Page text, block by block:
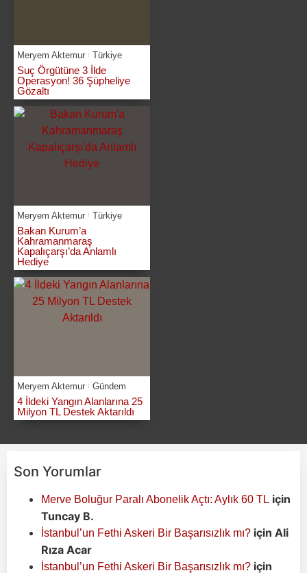
Meryem Aktemur Türkiye
Suç Örgütüne 3 İlde
Operasyon! 36 Şüpheliye
Gözaltı
Meryem Aktemur Türkiye
Bakan Kurum’a
Kahramanmaraş
Kapalıçarşı’da Anlamlı
Hediye
Meryem Aktemur Gündem
4 İldeki Yangın Alanlarına 25
Milyon TL Destek Aktarıldı
Son Yorumlar
Merve Boluğur Paralı Abonelik Açtı: Aylık 60 TL için
Tuncay B.
İstanbul’un Fethi Askeri Bir Başarısızlık mı? için Ali
Rıza Acar
İstanbul’un Fethi Askeri Bir Başarısızlık mı? için